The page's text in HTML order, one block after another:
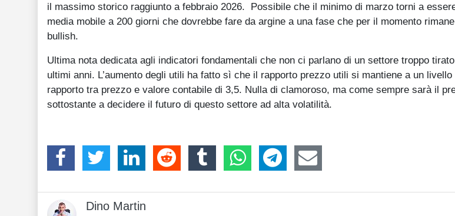
il massimo storico raggiunto a febbraio 2026. Possibile che il minimo di marzo torni a
media mobile a 200 giorni che dovrebbe fare da argine a una fase che per il momento
bullish.
Ultima nota dedicata agli indicatori fondamentali che non ci parlano di un settore troppo
ultimi anni. L’aumento degli utili ha fatto sì che il rapporto prezzo utili si mantiene a un
rapporto tra prezzo e valore contabile di 3,5. Nulla di clamoroso, ma come sempre sarà il
sottostante a decidere il futuro di questo settore ad alta volatilità.
Dino Martin